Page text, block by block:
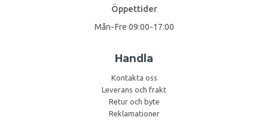
Öppettider
Mån-Fre 09:00-17:00
Handla
Kontakta oss
Leverans och frakt
Retur och byte
Reklamationer